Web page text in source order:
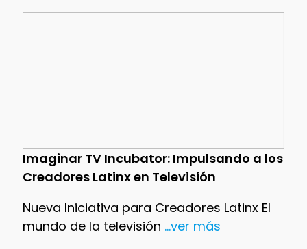
Imaginar TV Incubator: Impulsando a los
Creadores Latinx en Televisión
Nueva Iniciativa para Creadores Latinx El
mundo de la televisión ...ver más